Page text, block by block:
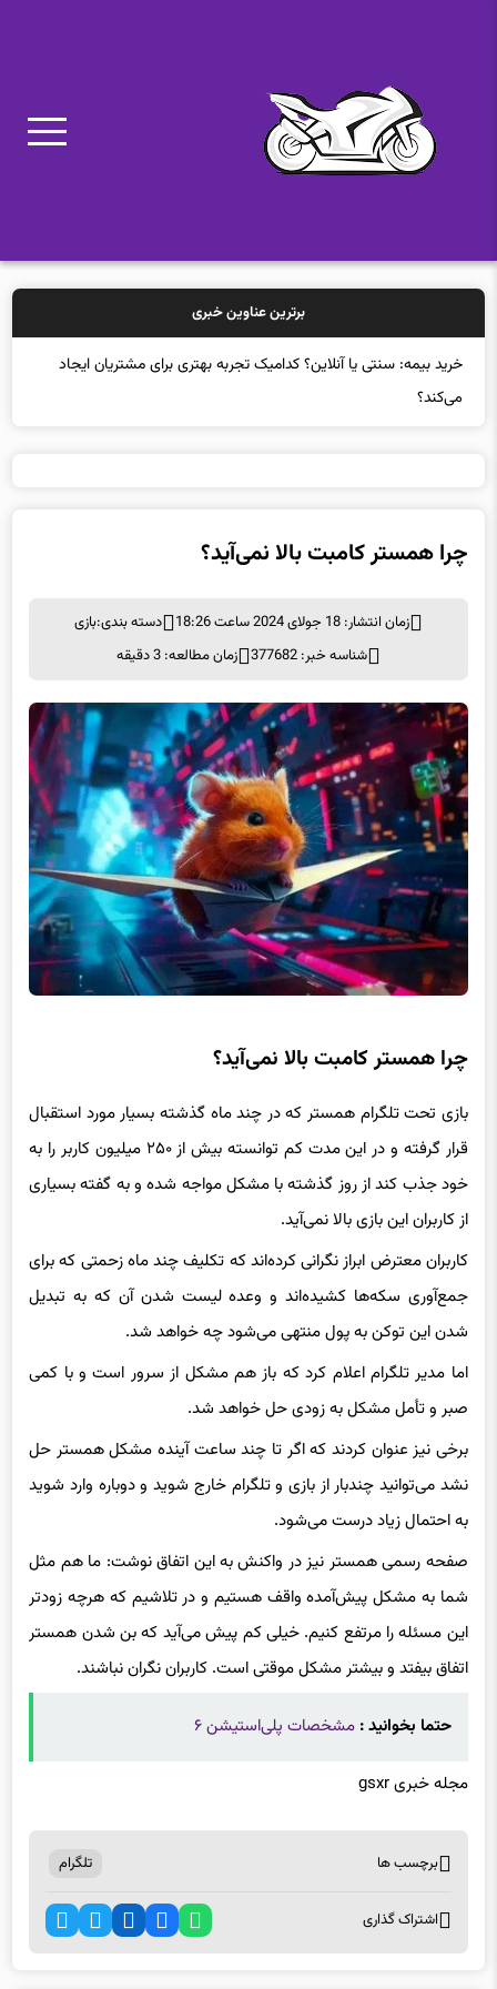
برترین عناوین خبری
خرید بیمه: سنتی یا آنلاین؟ کدامیک تجربه بهتری برای مشتریان ایجاد
می‌کند؟
چرا همستر کامبت بالا نمی‌آید؟
زمان انتشار: 18 جولای 2024 ساعت 18:26 دسته بندی:بازی
شناسه خبر: 377682
زمان مطالعه: 3 دقیقه
چرا همستر کامبت بالا نمی‌آید؟
بازی تحت تلگرام همستر که در چند ماه گذشته بسیار مورد استقبال
قرار گرفته و در این مدت کم توانسته بیش از ۲۵۰ میلیون کاربر را به
خود جذب کند از روز گذشته با مشکل مواجه شده و به گفته بسیاری
از کاربران این بازی بالا نمی‌آید.
کاربران معترض ابراز نگرانی کرده‌اند که تکلیف چند ماه زحمتی که برای
جمع‌آوری سکه‌ها کشیده‌اند و وعده لیست شدن آن که به تبدیل
شدن این توکن به پول منتهی می‌شود چه خواهد شد.
اما مدیر تلگرام اعلام کرد که باز هم مشکل از سرور است و با کمی
صبر و تأمل مشکل به زودی حل خواهد شد.
برخی نیز عنوان کردند که اگر تا چند ساعت آینده مشکل همستر حل
نشد می‌توانید چندبار از بازی و تلگرام خارج شوید و دوباره وارد شوید
به احتمال زیاد درست می‌شود.
صفحه رسمی همستر نیز در واکنش به این اتفاق نوشت: ما هم مثل
شما به مشکل پیش‌آمده واقف هستیم و در تلاشیم که هرچه زودتر
این مسئله را مرتفع کنیم. خیلی کم پیش می‌آید که بن شدن همستر
اتفاق بیفتد و بیشتر مشکل موقتی است. کاربران نگران نباشند.
حتما بخوانید :مشخصات پلی‌استیشن ۶
مجله خبری gsxr
برچسب ها تلگرام
اشتراک گذاری